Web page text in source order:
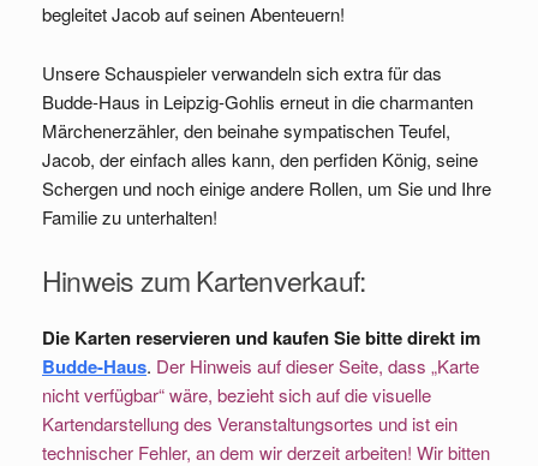
begleitet Jacob auf seinen Abenteuern!
Unsere Schauspieler verwandeln sich extra für das
Budde-Haus in Leipzig-Gohlis erneut in die charmanten
Märchenerzähler, den beinahe sympatischen Teufel,
Jacob, der einfach alles kann, den perfiden König, seine
Schergen und noch einige andere Rollen, um Sie und Ihre
Familie zu unterhalten!
Hinweis zum Kartenverkauf:
Die Karten reservieren und kaufen Sie bitte direkt im
Budde-Haus. Der Hinweis auf dieser Seite, dass „Karte
nicht verfügbar“ wäre, bezieht sich auf die visuelle
Kartendarstellung des Veranstaltungsortes und ist ein
technischer Fehler, an dem wir derzeit arbeiten! Wir bitten